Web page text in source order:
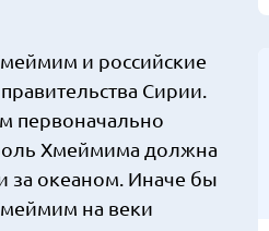
и российские
Сирии.
первоначально
Хмеймима должна
за океаном. Иначе бы
на веки